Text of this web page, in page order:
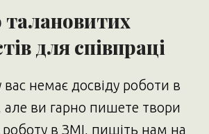
для співпраці
вас немає досвіду роботи в
але ви гарно пишете твори
роботу в ЗМІ, пишіть нам на